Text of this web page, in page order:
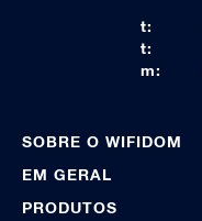
t:
t:
m:
SOBRE O WIFIDOM
EM GERAL
PRODUTOS